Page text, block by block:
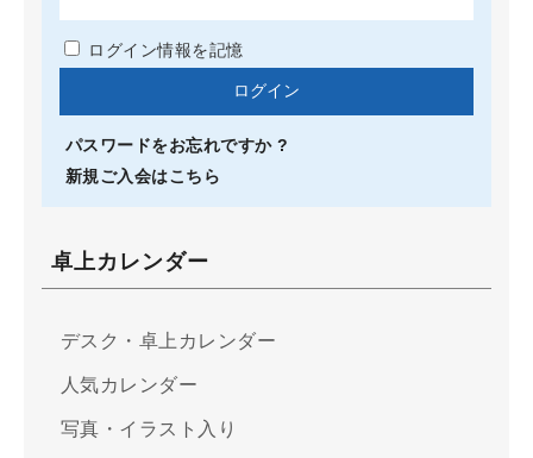
ログイン情報を記憶
パスワードをお忘れですか ?
新規ご入会はこちら
卓上カレンダー
デスク・卓上カレンダー
人気カレンダー
写真・イラスト入り